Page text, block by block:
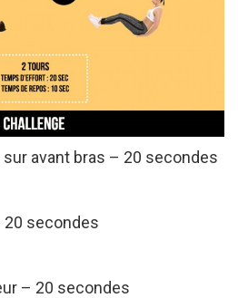
sur avant bras – 20 secondes
20 secondes
– 20 secondes